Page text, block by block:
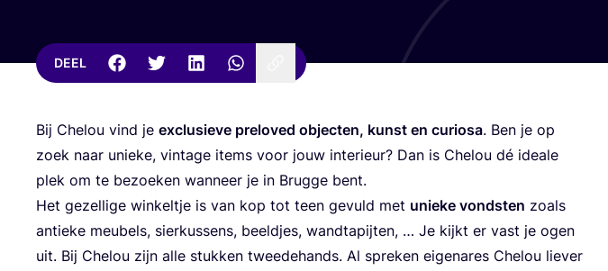
DEEL
Bij Che­lou vind je exclu­sie­ve prel­oved objec­ten, kunst en curi­o­sa. Ben je op
zoek naar unie­ke, vin­ta­ge items voor jouw inte­ri­eur? Dan is Che­lou dé ide­a­le
plek om te bezoe­ken wan­neer je in Brug­ge bent.
Het gezel­li­ge win­kel­tje is van kop tot teen gevuld met unie­ke vond­sten zoals
antie­ke meu­bels, sier­kus­sens, beeld­jes, wand­ta­pij­ten, … Je kijkt er vast je ogen
uit. Bij Che­lou zijn alle stuk­ken twee­de­hands. Al spre­ken eige­na­res Che­lou lie­ver